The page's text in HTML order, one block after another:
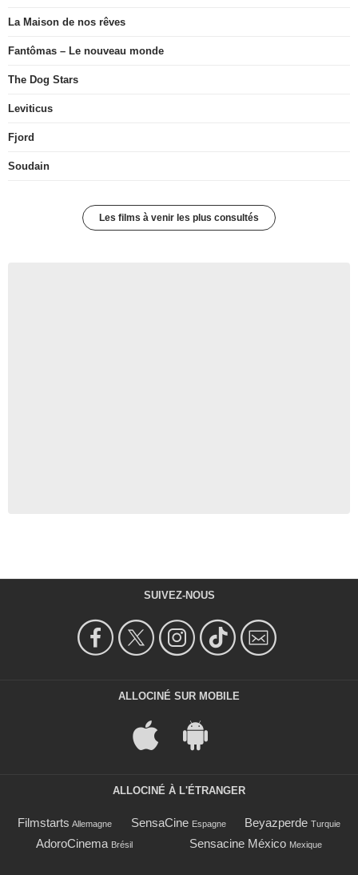
La Maison de nos rêves
Fantômas – Le nouveau monde
The Dog Stars
Leviticus
Fjord
Soudain
Les films à venir les plus consultés
SUIVEZ-NOUS
ALLOCINÉ SUR MOBILE
ALLOCINÉ À L'ÉTRANGER
Filmstarts Allemagne SensaCine Espagne Beyazperde Turquie
AdoroCinema Brésil Sensacine México Mexique